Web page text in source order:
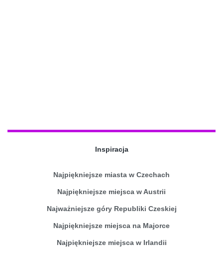
Inspiracja
Najpiękniejsze miasta w Czechach
Najpiękniejsze miejsca w Austrii
Najważniejsze góry Republiki Czeskiej
Najpiękniejsze miejsca na Majorce
Najpiękniejsze miejsca w Irlandii